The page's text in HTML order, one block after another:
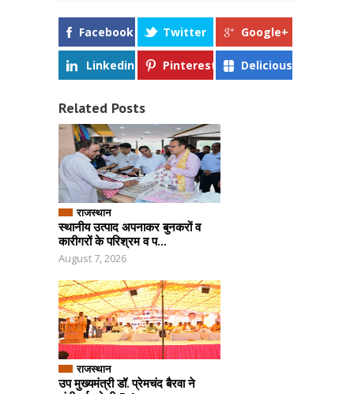
Facebook Twitter Google+
Linkedin Pinterest Delicious
Related Posts
राजस्थान
स्थानीय उत्पाद अपनाकर बुनकरों व
कारीगरों के परिश्रम व प...
August 7, 2026
राजस्थान
उप मुख्यमंत्री डॉ. प्रेमचंद बैरवा ने